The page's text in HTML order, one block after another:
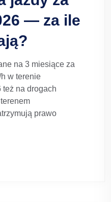
— za ile
na 3 miesiące za
w terenie
też na drogach
prawo